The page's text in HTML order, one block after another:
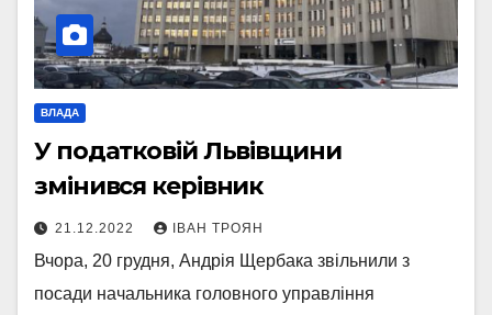
ВЛАДА
У податковій Львівщини
змінився керівник
21.12.2022 ІВАН ТРОЯН
Вчора, 20 грудня, Андрія Щербака звільнили з
посади начальника головного управління